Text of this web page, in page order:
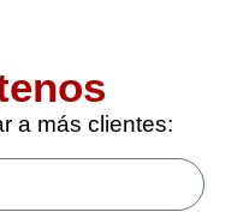
a más clientes: